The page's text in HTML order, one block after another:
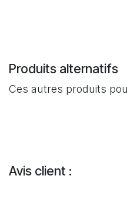
Produits alternatifs
Ces autres produits
Avis client :